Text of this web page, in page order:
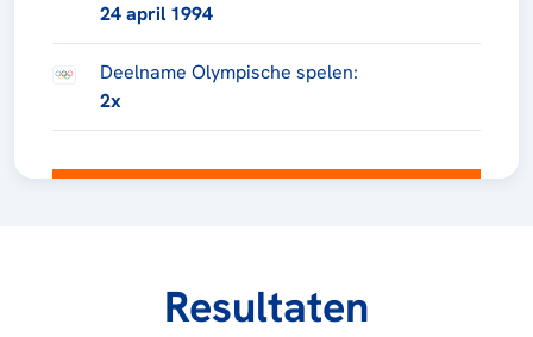
24 april 1994
Deelname Olympische spelen:
2x
Resultaten